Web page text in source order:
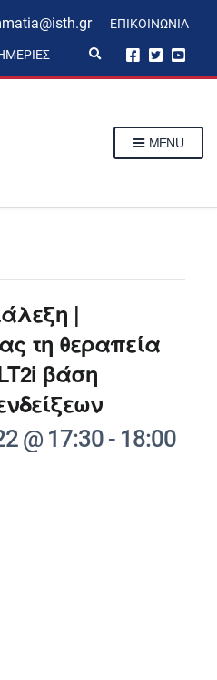
ΕΠΙΚΟΙΝΩΝΊΑ
p
MENU
|
τη θεραπεία
βάση
@ 17:30 - 18:00